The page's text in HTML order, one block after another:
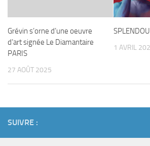
Grévin s’orne d’une oeuvre
d’art signée Le Diamantaire
PARIS
27 AOÛT 2025
1 AVRIL
SUIVRE :